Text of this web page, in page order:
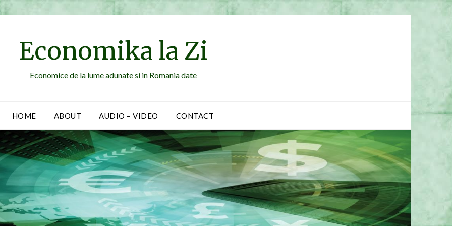
Economika la Zi
Economice de la lume adunate si in Romania date
HOME ABOUT AUDIO – VIDEO CONTACT